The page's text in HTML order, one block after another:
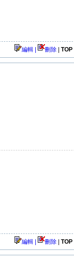
編輯 | 刪除 TOP
編輯 | 刪除 TOP